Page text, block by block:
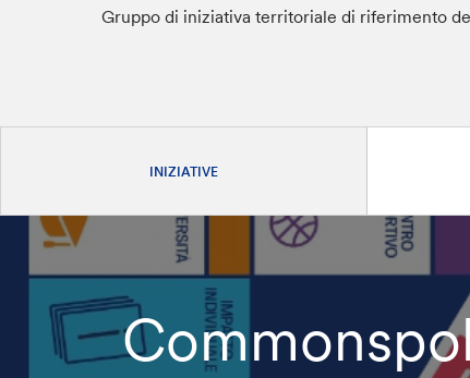
Gruppo di iniziativa territoriale di riferimento
INIZIATIVE